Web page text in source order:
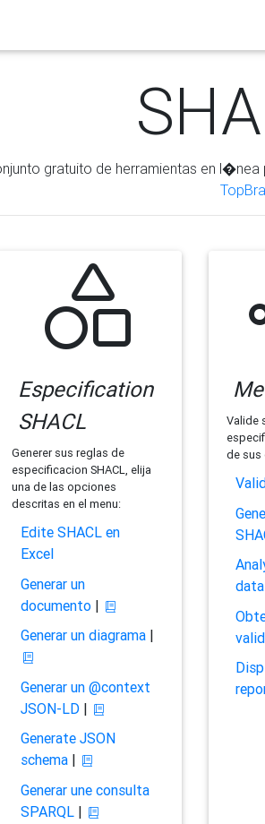
gratuito de herramientas en
Especification
SHACL
Generer sus reglas de
especificacion SHACL, elija
una de las opciones
descritas en el menu:
Edite SHACL en
Excel
Generar un
documento|
Generar un diagrama|
Generar un @context
JSON-LD|
Generate JSON
schema|
Generar une consulta
SPARQL|
Valide
de sus